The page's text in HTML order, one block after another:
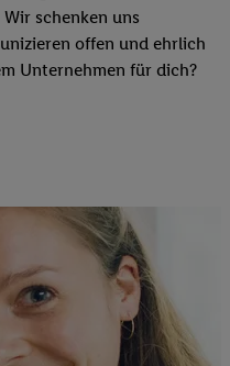
schenken uns
offen und ehrlich
Unternehmen für dich?